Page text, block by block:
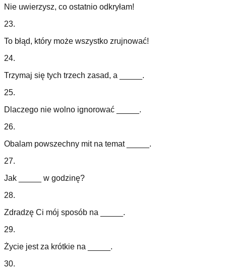
Nie uwierzysz, co ostatnio odkryłam!
23.
To błąd, który może wszystko zrujnować!
24.
Trzymaj się tych trzech zasad, a _____.
25.
Dlaczego nie wolno ignorować _____.
26.
Obalam powszechny mit na temat _____.
27.
Jak _____ w godzinę?
28.
Zdradzę Ci mój sposób na _____.
29.
Życie jest za krótkie na _____.
30.